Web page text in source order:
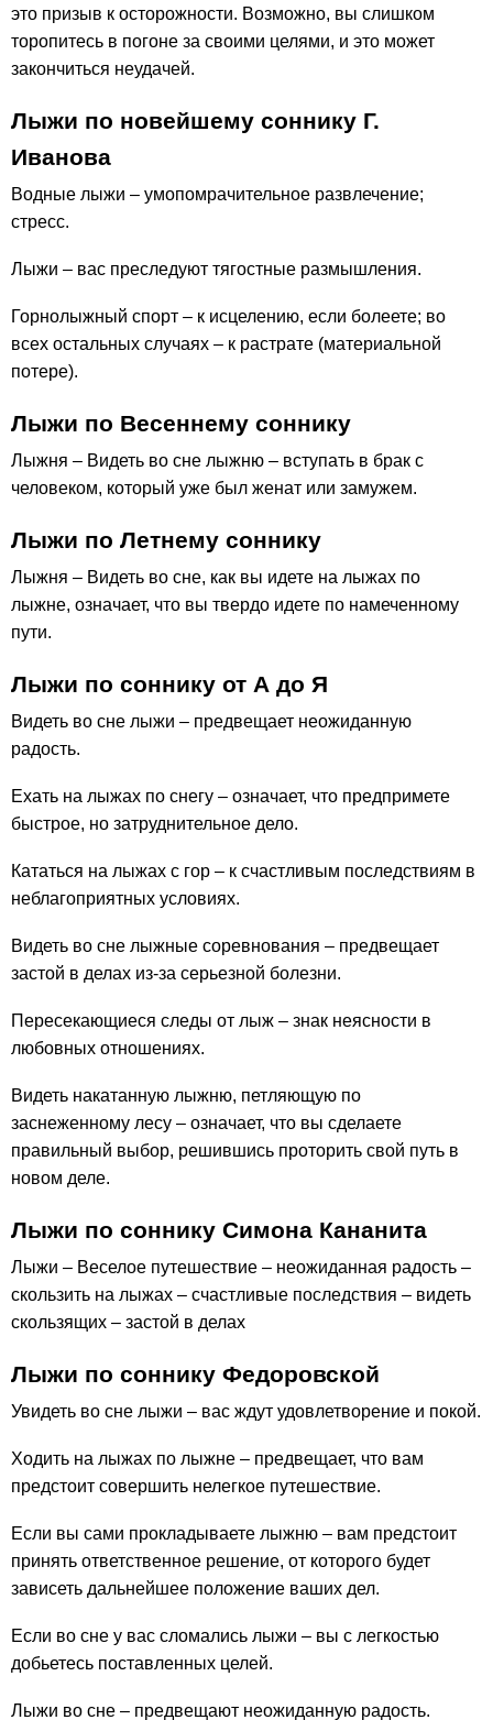
это призыв к осторожности. Возможно, вы слишком
торопитесь в погоне за своими целями, и это может
закончиться неудачей.
Лыжи по новейшему соннику Г.
Иванова
Водные лыжи – умопомрачительное развлечение;
стресс.
Лыжи – вас преследуют тягостные размышления.
Горнолыжный спорт – к исцелению, если болеете; во
всех остальных случаях – к растрате (материальной
потере).
Лыжи по Весеннему соннику
Лыжня – Видеть во сне лыжню – вступать в брак с
человеком, который уже был женат или замужем.
Лыжи по Летнему соннику
Лыжня – Видеть во сне, как вы идете на лыжах по
лыжне, означает, что вы твердо идете по намеченному
пути.
Лыжи по соннику от А до Я
Видеть во сне лыжи – предвещает неожиданную
радость.
Ехать на лыжах по снегу – означает, что предпримете
быстрое, но затруднительное дело.
Кататься на лыжах с гор – к счастливым последствиям в
неблагоприятных условиях.
Видеть во сне лыжные соревнования – предвещает
застой в делах из-за серьезной болезни.
Пересекающиеся следы от лыж – знак неясности в
любовных отношениях.
Видеть накатанную лыжню, петляющую по
заснеженному лесу – означает, что вы сделаете
правильный выбор, решившись проторить свой путь в
новом деле.
Лыжи по соннику Симона Кананита
Лыжи – Веселое путешествие – неожиданная радость –
скользить на лыжах – счастливые последствия – видеть
скользящих – застой в делах
Лыжи по соннику Федоровской
Увидеть во сне лыжи – вас ждут удовлетворение и покой.
Ходить на лыжах по лыжне – предвещает, что вам
предстоит совершить нелегкое путешествие.
Если вы сами прокладываете лыжню – вам предстоит
принять ответственное решение, от которого будет
зависеть дальнейшее положение ваших дел.
Если во сне у вас сломались лыжи – вы с легкостью
добьетесь поставленных целей.
Лыжи во сне – предвещают неожиданную радость.